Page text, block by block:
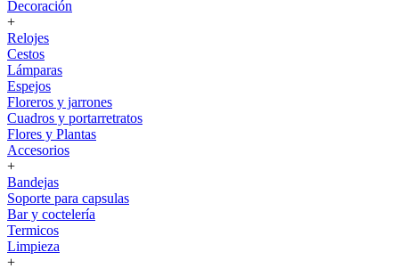
Decoración
+
Relojes
Cestos
Lámparas
Espejos
Floreros y jarrones
Cuadros y portarretratos
Flores y Plantas
Accesorios
+
Bandejas
Soporte para capsulas
Bar y coctelería
Termicos
Limpieza
+